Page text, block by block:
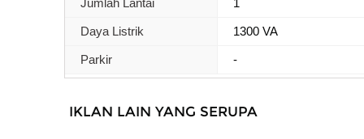
Daya Listrik 1300 VA
Parkir -
IKLAN LAIN YANG SERUPA